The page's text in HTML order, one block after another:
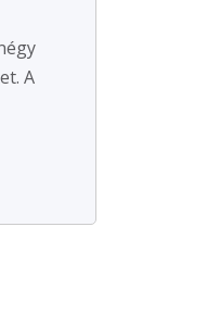
A